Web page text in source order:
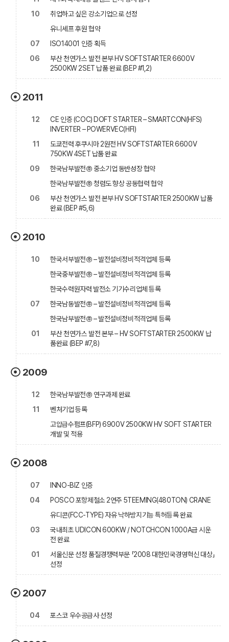
10
취업하고 싶은 강소기업으로 선정
유니세프 후원 협약
07
ISO14001 인증 획득
06
부산 천연가스 발전 본부 HV SOFTSTARTER 6600V
2500KW 2SET 납품 완료 (BEP #1,2)
2011
12
CE 인증 (COC) DOFT STARTER – SMARTCON(HFS)
INVERTER – POWERVEC(HFI)
11
도쿄전력 후쿠시마 2원전 HV SOFTSTARTER 6600V
750KW 4SET 납품 완료
09
한국남부발전㈜ 중소기업 동반성장 협약
한국남부발전㈜ 청렴도 향상 공동협력 협약
06
부산 천연가스 발전 본부 HV SOFTSTARTER 2500KW 납품
완료 (BEP #5,6)
2010
10
한국서부발전㈜ – 발전설비정비적격업체 등록
한국중부발전㈜ – 발전설비정비적격업체 등록
한국수력원자력 발전소 기기수리업체 등록
07
한국남동발전㈜ – 발전설비정비적격업체 등록
한국남부발전㈜ – 발전설비정비적격업체 등록
01
부산 천연가스 발전 본부 – HV SOFTSTARTER 2500KW 납
품완료 (BEP #7,8)
2009
12
한국남부발전㈜ 연구과제 완료
11
벤처기업 등록
고압급수펌프(BFP) 6900V 2500KW HV SOFT STARTER
개발 및 적용
2008
07
INNO-BIZ 인증
04
POSCO 포항제철소 2연주 5TEEMING(480TON) CRANE
유디콘(FCC-TYPE) 자유 낙하방지기능 특허등록 완료
03
국내최초 UDICON 600KW / NOTCHCON 1000A급 시운
전 완료
01
서울신문 선정 품질경쟁력부문 「2008 대한민국경영혁신 대상」
선정
2007
04 포스코 우수공급사 선정